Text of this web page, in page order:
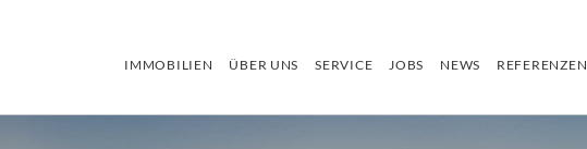
IMMOBILIEN ÜBER UNS SERVICE JOBS NEWS REFERENZEN